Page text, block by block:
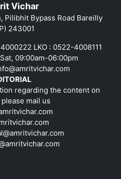
Vichar
Pilibhit Bypass Road Bareilly
243001
LKO : 0522-4008111
09:00am-06:00pm
regarding the content on
mail us